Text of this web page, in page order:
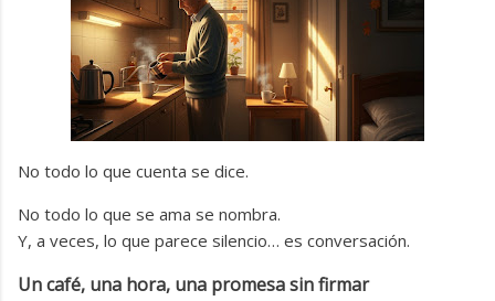
No todo lo que cuenta se dice.
No todo lo que se ama se nombra.
Y, a veces, lo que parece silencio… es conversación.
Un café, una hora, una promesa sin firmar